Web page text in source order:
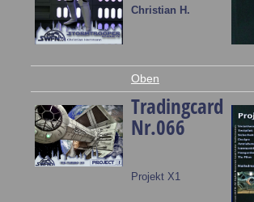
Christian H.
Oben
Tradingcard
Nr.066
Projekt X1